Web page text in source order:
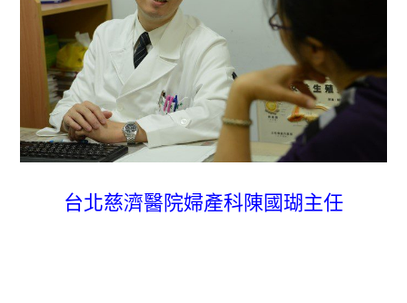
台北慈濟醫院婦產科陳國瑚主任